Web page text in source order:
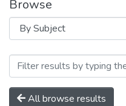
Browse
Browsing
All browse results